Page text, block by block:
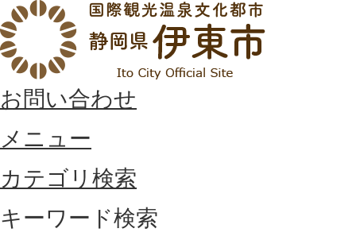
お問い合わせ
メニュー
カテゴリ検索
キーワード検索